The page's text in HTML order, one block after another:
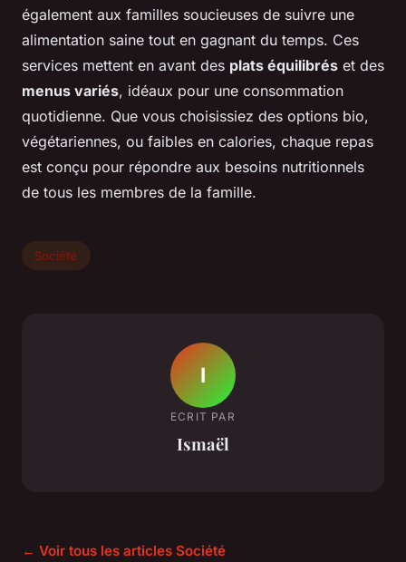
également aux familles soucieuses de suivre une
alimentation saine tout en gagnant du temps. Ces
services mettent en avant des plats équilibrés et des
menus variés, idéaux pour une consommation
quotidienne. Que vous choisissiez des options bio,
végétariennes, ou faibles en calories, chaque repas
est conçu pour répondre aux besoins nutritionnels
de tous les membres de la famille.
Société
I
ECRIT PAR
Ismaël
← Voir tous les articles Société